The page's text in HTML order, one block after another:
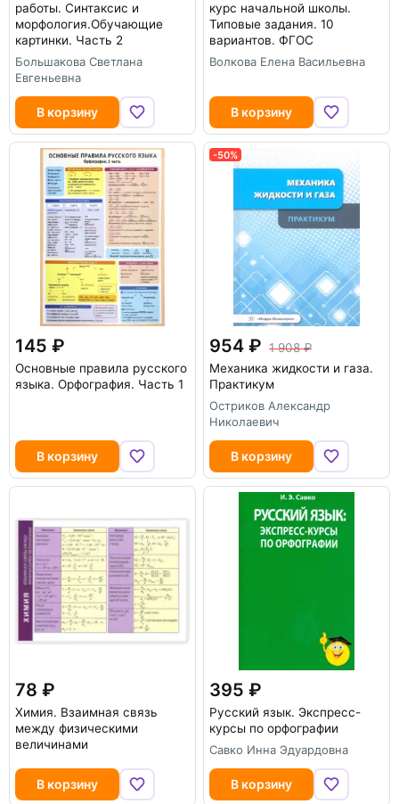
работы. Синтаксис и
морфология.Обучающие
картинки. Часть 2
Большакова Светлана
Евгеньевна
В корзину
курс начальной школы.
Типовые задания. 10
вариантов. ФГОС
Волкова Елена Васильевна
В корзину
145
Основные правила русского
языка. Орфография. Часть 1
В корзину
-50%
954
1 908
Механика жидкости и газа.
Практикум
Остриков Александр
Николаевич
В корзину
78
Химия. Взаимная связь
между физическими
величинами
В корзину
395
Русский язык. Экспресс-
курсы по орфографии
Савко Инна Эдуардовна
В корзину